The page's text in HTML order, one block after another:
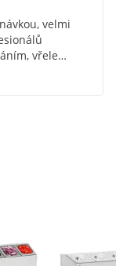
velmi
vřele
doporučil ty
s jinými weby.